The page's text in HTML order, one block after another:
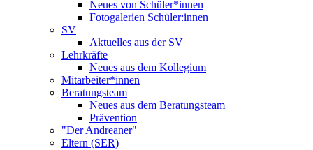
Neues von Schüler*innen
Fotogalerien Schüler:innen
SV
Aktuelles aus der SV
Lehrkräfte
Neues aus dem Kollegium
Mitarbeiter*innen
Beratungsteam
Neues aus dem Beratungsteam
Prävention
"Der Andreaner"
Eltern (SER)